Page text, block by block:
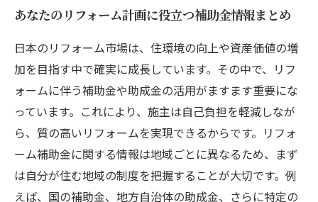
あなたのリフォーム計画に役立つ補助金情報まとめ
日本のリフォーム市場は、住環境の向上や資産価値の増
加を目指す中で確実に成長しています。その中で、リフ
ォームに伴う補助金や助成金の活用がますます重要にな
っています。これにより、施主は自己負担を軽減しなが
ら、質の高いリフォームを実現できるからです。リフォ
ーム補助金に関する情報は地域ごとに異なるため、まず
は自分が住む地域の制度を把握することが大切です。例
えば、国の補助金、地方自治体の助成金、さらに特定の